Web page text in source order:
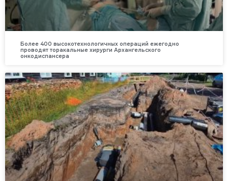
Более 400 высокотехнологичных операций ежегодно
проводят торакальные хирурги Архангельского
онкодиспансера